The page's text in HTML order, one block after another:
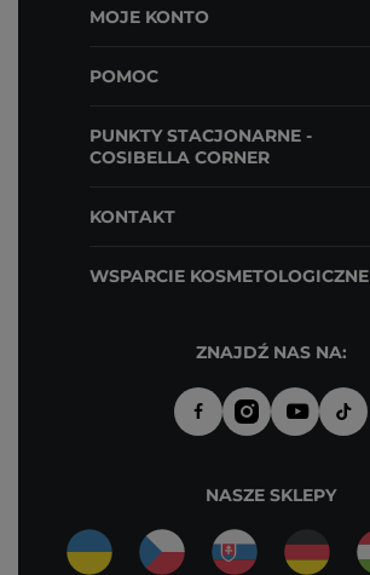
MOJE KONTO
POMOC
PUNKTY STACJONARNE -
COSIBELLA CORNER
KONTAKT
WSPARCIE KOSMETOLOGICZNE
ZNAJDŹ NAS NA:
NASZE SKLEPY